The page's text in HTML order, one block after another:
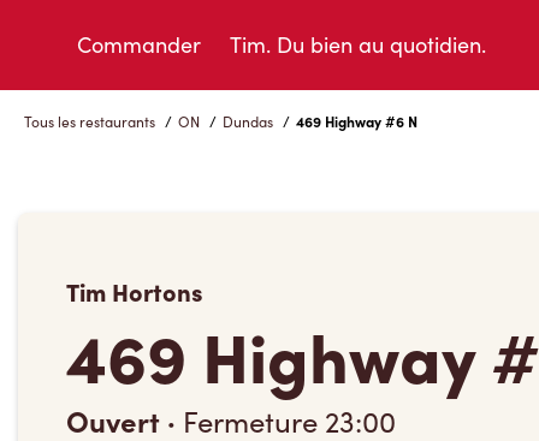
Commander Tim. Du bien au quotidien.
Tous les restaurants / ON / Dundas / 469 Highway #6 N
Tim Hortons
469 Highway
Ouvert · Fermeture 23:00